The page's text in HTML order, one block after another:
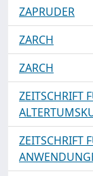
ZAPRUDER
ZARCH
ZARCH
ZEITSCHRIFT
ZEITSCHRIFT